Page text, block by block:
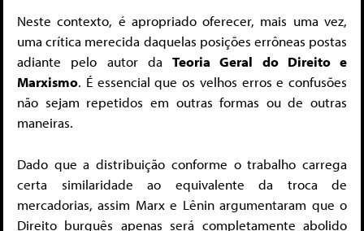
Neste contexto, é apropriado oferecer, mais uma vez,
uma crítica merecida daquelas posições errôneas postas
adiante pelo autor da Teoria Geral do Direito e
Marxismo. É essencial que os velhos erros e confusões
não sejam repetidos em outras formas ou de outras
maneiras.
Dado que a distribuição conforme o trabalho carrega
certa similaridade ao equivalente da troca de
mercadorias, assim Marx e Lênin argumentaram que o
Direito burguês apenas será completamente abolido